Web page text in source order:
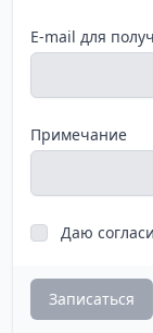
E-mail для
Примечание
Даю
Записаться